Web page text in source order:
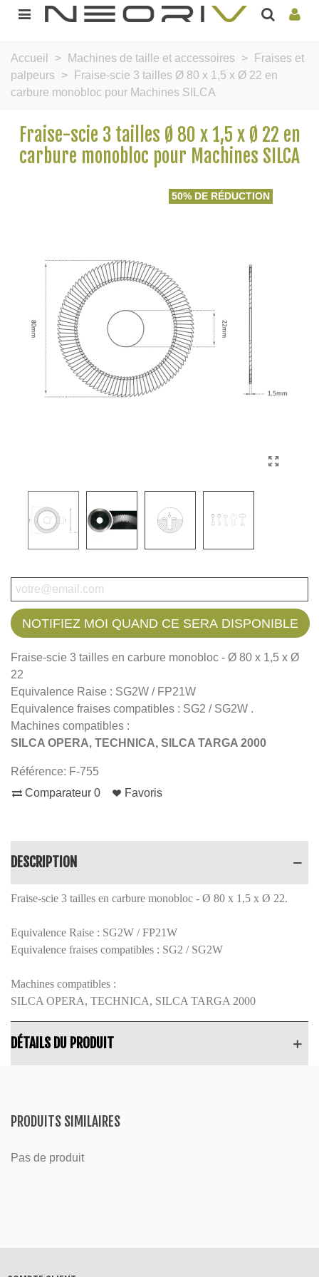
Accueil > Machines de taille et accessoires >
Fraises et
palpeurs
>
Fraise-scie 3 tailles Ø 80 x 1,5 x Ø 22 en
carbure monobloc pour Machines SILCA
Fraise-scie 3 tailles Ø 80 x 1,5 x Ø 22 en
carbure monobloc pour Machines SILCA
50% DE RÉDUCTION
NOTIFIEZ MOI QUAND CE SERA DISPONIBLE
Fraise-scie 3 tailles en carbure monobloc - Ø 80 x 1,5 x Ø
22
Equivalence Raise : SG2W / FP21W
Equivalence fraises compatibles : SG2 / SG2W .
Machines compatibles :
SILCA OPERA, TECHNICA, SILCA TARGA 2000
Référence: F-755
Comparateur 0 Favoris
DESCRIPTION
Fraise-scie 3 tailles en carbure monobloc - Ø 80 x 1,5 x Ø 22.
Equivalence Raise : SG2W / FP21W
Equivalence fraises compatibles : SG2 / SG2W
Machines compatibles :
SILCA OPERA, TECHNICA, SILCA TARGA 2000
DÉTAILS DU PRODUIT
PRODUITS SIMILAIRES
Pas de produit